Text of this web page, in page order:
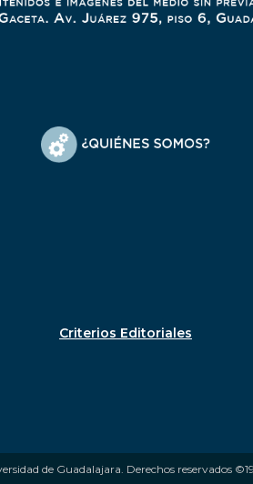
Criterios Editoriales
de Guadalajara. Derechos reservados